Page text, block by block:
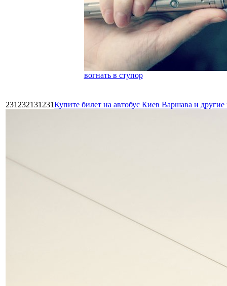
вогнать в ступор
231232131231Купите билет на автобус Киев Варшава и